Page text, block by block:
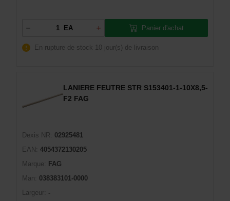
EA Panier d'achat
En rupture de stock 10 jour(s) de livraison
LANIERE FEUTRE STR S153401-1-10X8,5-
F2 FAG
Dexis NR:
02925481
EAN:
4054372130205
Marque:
FAG
Man:
038383101-0000
Largeur: -